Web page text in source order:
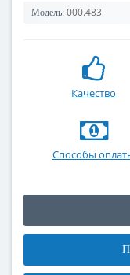
Модель: 000.483
Качество
Способы